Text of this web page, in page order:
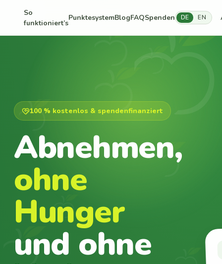
So
funktioniert’s
PunktesystemBlogFAQSpenden DE EN
100 % kostenlos & spendenfinanziert
Abnehmen,
ohne
Hunger
und ohne